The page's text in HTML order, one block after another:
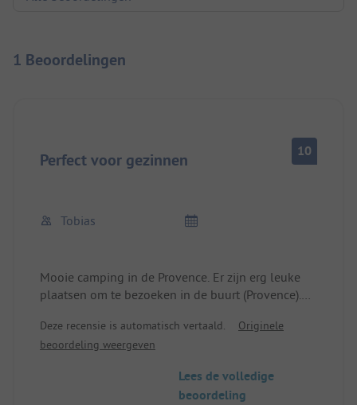
1 Beoordelingen
Perfect voor gezinnen 10
Tobias
Mooie camping in de Provence. Er zijn erg leuke
plaatsen om te bezoeken in de buurt (Provence).
Het sanitair was niet helemaal modern, maar werd
wel regelmatig schoongemaakt.
Bij regen werd de grond hier en daar modderig.
Maar het regent niet veel in deze regio.
Deze recensie is automatisch vertaald.
Originele
beoordeling weergeven
Lees de volledige
beoordeling